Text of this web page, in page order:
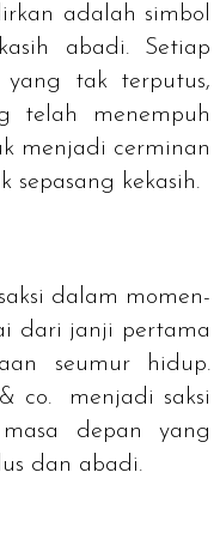
adalah simbol
abadi. Setiap
tak terputus,
telah menempuh
menjadi cerminan
sepasang kekasih.
dalam momen-
dari janji pertama
seumur hidup.
co. menjadi saksi
depan yang
dan abadi.